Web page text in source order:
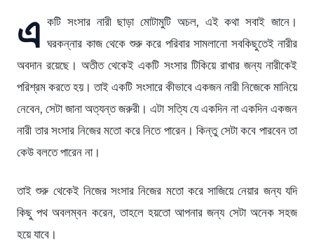
এ কটি সংসার নারী ছাড়া মোটামুটি অচল, এই কথা সবাই জানে।
ঘরকন্নার কাজ থেকে শুরু করে পরিবার সামলানো সবকিছুতেই নারীর
অবদান রয়েছে। অতীত থেকেই একটি সংসার টিকিয়ে রাখার জন্য নারীকেই
পরিশ্রম করতে হয়। তাই একটি সংসারে কীভাবে একজন নারী নিজেকে মানিয়ে
নেবেন, সেটা জানা অত্যন্ত জরুরী। এটা সত্যি যে একদিন না একদিন একজন
নারী তার সংসার নিজের মতো করে নিতে পারেন। কিন্তু সেটা কবে পারবেন তা
কেউ বলতে পারেন না।
তাই শুরু থেকেই নিজের সংসার নিজের মতো করে সাজিয়ে নেয়ার জন্য যদি
কিছু পথ অবলম্বন করেন, তাহলে হয়তো আপনার জন্য সেটা অনেক সহজ
হয়ে যাবে।